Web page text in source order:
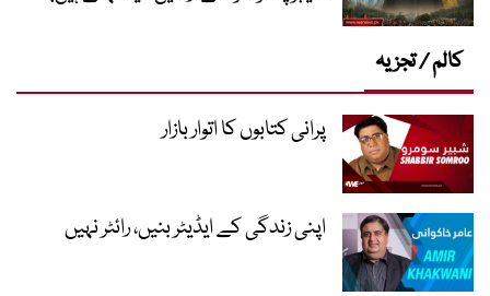
کالم / تجزیہ
پرانی کتابوں کا اتوار بازار
اپنی زندگی کے ایڈیٹر بنیں، رائٹر نہیں